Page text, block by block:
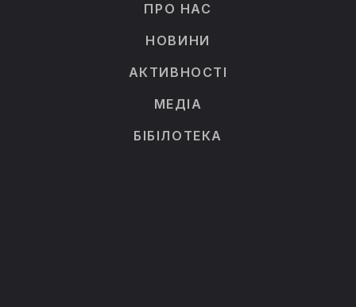
ПРО НАС
НОВИНИ
АКТИВНОСТІ
МЕДІА
БІБІЛОТЕКА